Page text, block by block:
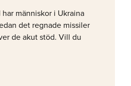
människor i Ukraina
det regnade missiler
de akut stöd. Vill du